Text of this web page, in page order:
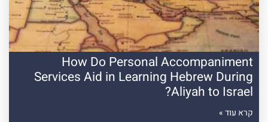
How Do Personal Accompaniment
Services Aid in Learning Hebrew During
Aliyah to Israel?
קרא עוד »